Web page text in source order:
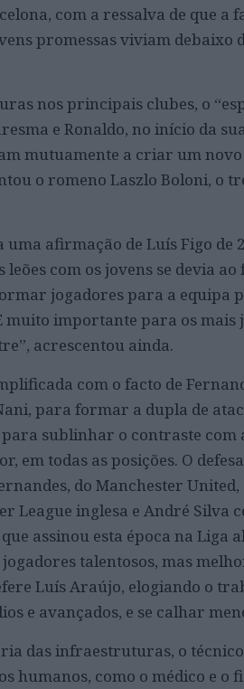
com a ressalva de que a
promessas viviam debaixo
nos principais clubes, o
e Ronaldo, no início da
mutuamente a criar um
o romeno Laszlo Boloni, o
afirmação de Luís Figo de
com os jovens se devia
jogadores para a equipa
muito importante para os mais
acrescentou ainda.
com o facto de
para formar a dupla de
para sublinhar o contraste
em todas as posições. O
do Manchester
League inglesa e André Silva
assinou esta época na Liga
talentosos, mas
Luís Araújo, elogiando o
e avançados, e se calhar
das infraestruturas, o
humanos, como o médico e o